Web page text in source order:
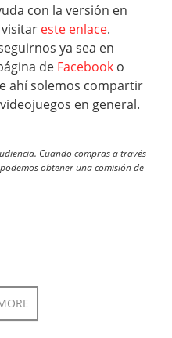
con la versión en
este enlace.
ya sea en
de Facebook o
ahí solemos compartir
en general.
Cuando compras a través
obtener una comisión de